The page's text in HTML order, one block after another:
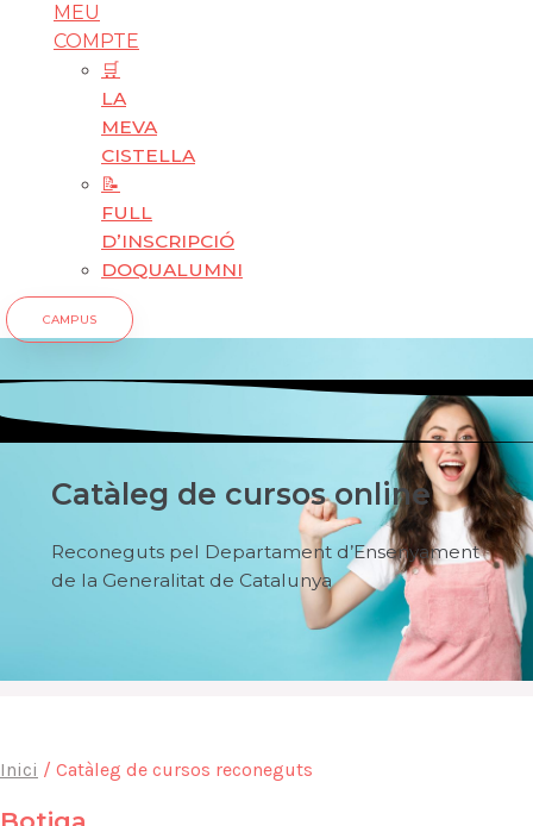
MEU
COMPTE
🛒
LA
MEVA
CISTELLA
📝
FULL
D’INSCRIPCIÓ
DOQUALUMNI
CAMPUS
Catàleg de cursos online
Reconeguts pel Departament d’Ensenyament
de la Generalitat de Catalunya
Inici / Catàleg de cursos reconeguts